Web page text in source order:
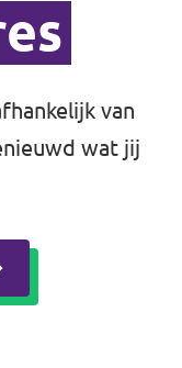
van
wat jij